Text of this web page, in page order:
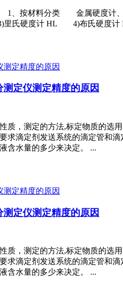
材料分类 金属硬度计、橡
氏硬度计 HL 4)布氏硬度
定仪测定精度的原因
，测定的方法,标定物质的选
求滴定剂发送系统的滴定管和
含水量的多少来决定。 ...
定仪测定精度的原因
，测定的方法,标定物质的选
求滴定剂发送系统的滴定管和
含水量的多少来决定。 ...